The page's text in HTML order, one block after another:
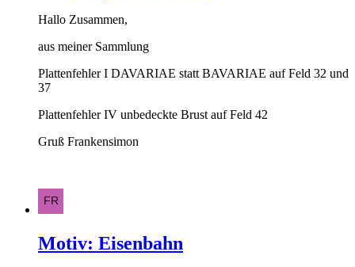
Hallo Zusammen,
aus meiner Sammlung
Plattenfehler I DAVARIAE statt BAVARIAE auf Feld 32 und
37
Plattenfehler IV unbedeckte Brust auf Feld 42
Gruß Frankensimon
Motiv: Eisenbahn